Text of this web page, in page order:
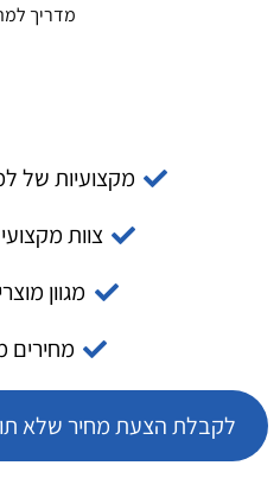
מדריך
מקצועיות של
צוות
מגוון
לקבלת הצעת מחיר שלא